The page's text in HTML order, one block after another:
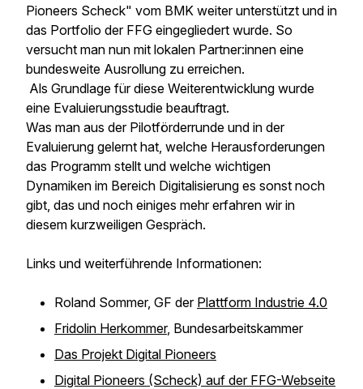
Pioneers Scheck" vom BMK weiter unterstützt und in
das Portfolio der FFG eingegliedert wurde. So
versucht man nun mit lokalen Partner:innen eine
bundesweite Ausrollung zu erreichen.
Als Grundlage für diese Weiterentwicklung wurde
eine Evaluierungsstudie beauftragt.
Was man aus der Pilotförderrunde und in der
Evaluierung gelernt hat, welche Herausforderungen
das Programm stellt und welche wichtigen
Dynamiken im Bereich Digitalisierung es sonst noch
gibt, das und noch einiges mehr erfahren wir in
diesem kurzweiligen Gespräch.
Links und weiterführende Informationen:
Roland Sommer, GF der Plattform Industrie 4.0
Fridolin Herkommer, Bundesarbeitskammer
Das Projekt Digital Pioneers
Digital Pioneers (Scheck) auf der FFG-Webseite